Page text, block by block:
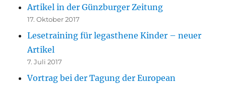
Artikel in der Günzburger Zeitung
17. Oktober 2017
Lesetraining für legasthene Kinder – neuer
Artikel
7. Juli 2017
Vortrag bei der Tagung der European